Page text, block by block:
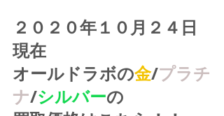
２０２０年１０月２４日
現在
オールドラボの金/プラチ
ナ/シルバーの